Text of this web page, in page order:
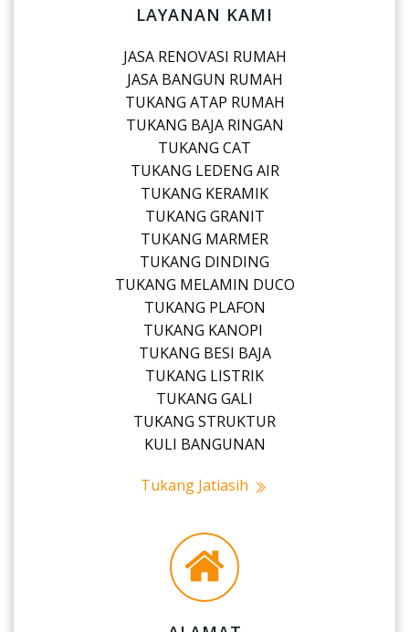
LAYANAN KAMI
JASA RENOVASI RUMAH
JASA BANGUN RUMAH
TUKANG ATAP RUMAH
TUKANG BAJA RINGAN
TUKANG CAT
TUKANG LEDENG AIR
TUKANG KERAMIK
TUKANG GRANIT
TUKANG MARMER
TUKANG DINDING
TUKANG MELAMIN DUCO
TUKANG PLAFON
TUKANG KANOPI
TUKANG BESI BAJA
TUKANG LISTRIK
TUKANG GALI
TUKANG STRUKTUR
KULI BANGUNAN
Tukang Jatiasih